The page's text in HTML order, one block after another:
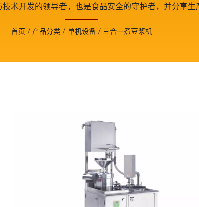
术开发的领导者，也是食品安全的守护者，并分享
成长的重要伙伴。
首页 / 产品分类 / 单机设备 / 三合一煮豆浆机